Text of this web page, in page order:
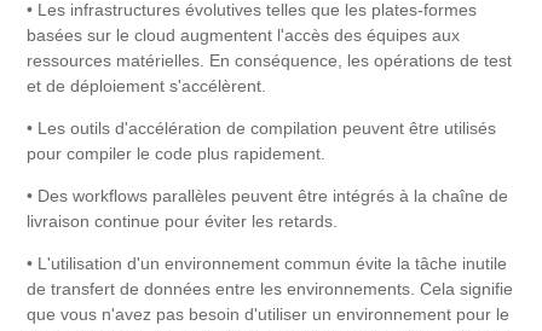
• Les infrastructures évolutives telles que les plates-formes
basées sur le cloud augmentent l'accès des équipes aux
ressources matérielles. En conséquence, les opérations de test
et de déploiement s'accélèrent.
• Les outils d'accélération de compilation peuvent être utilisés
pour compiler le code plus rapidement.
• Des workflows parallèles peuvent être intégrés à la chaîne de
livraison continue pour éviter les retards.
• L'utilisation d'un environnement commun évite la tâche inutile
de transfert de données entre les environnements. Cela signifie
que vous n'avez pas besoin d'utiliser un environnement pour le